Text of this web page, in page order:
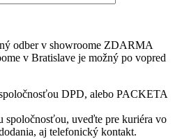
odber v showroome ZDARMA
v Bratislave je možný po vopred
DPD, alebo PACKETA
spoločnosťou, uveďte pre kuriéra vo
aj telefonický kontakt.